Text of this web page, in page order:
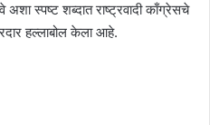
स्पष्ट शब्दात राष्ट्रवादी काँग्रेसचे
हल्लाबोल केला आहे.